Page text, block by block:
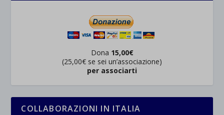
Dona 15,00€
(25,00€ se sei un’associazione)
per associarti
COLLABORAZIONI IN ITALIA